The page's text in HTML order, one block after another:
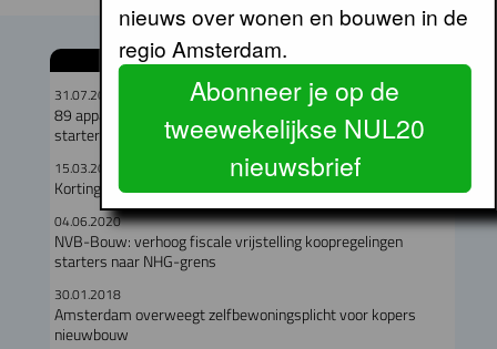
GERELATEERDE ARTIKELEN
31.07.2023
89 appartementen in Amsterdam-Zuidoost met korting voor
starters woningmarkt
15.03.2021
Korting op een koopwoning. Werkt dat?
04.06.2020
NVB-Bouw: verhoog fiscale vrijstelling koopregelingen
starters naar NHG-grens
30.01.2018
Amsterdam overweegt zelfbewoningsplicht voor kopers
nieuwbouw
nieuws over wonen en bouwen in de
regio Amsterdam.
Abonneer je op de
tweewekelijkse NUL20
nieuwsbrief